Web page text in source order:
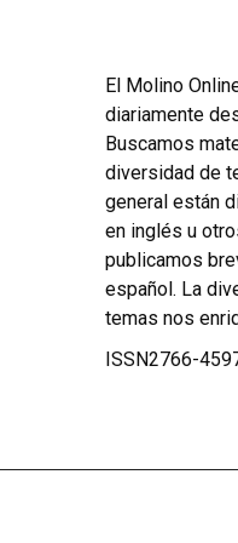
El Molino
diariamente
Buscamos
diversidad de
general están
en inglés u
publicamos
español. La
temas nos
ISSN2766-